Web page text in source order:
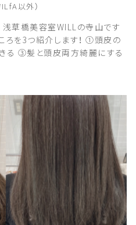
以外）
浅草橋美容室WILLの寺山です
ろを3つ紹介します！ ①頭皮の
る ③髪と頭皮両方綺麗にする